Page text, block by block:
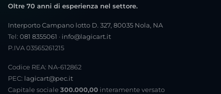
Oltre 70 anni di esperienza nel settore.
Interporto Campano lotto D. 327, 80035 Nola, NA
Tel: 081 8355061 · info@lagicart.it
P.IVA 03565261215
Codice REA: NA-612862
PEC: lagicart@pec.it
Capitale sociale 300.000,00 interamente versato